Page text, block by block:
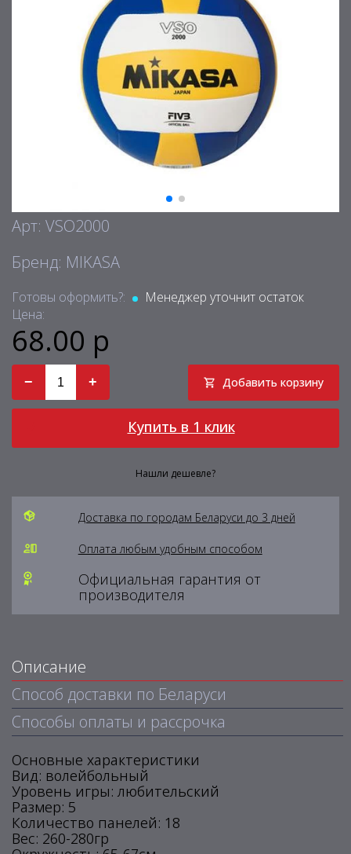
Арт: VSO2000
Бренд: MIKASA
Готовы оформить?:
Менеджер уточнит остаток
Цена:
68.00 р
− + Добавить корзину
Купить в 1 клик
Нашли дешевле?
Доставка по городам Беларуси до 3 дней
Оплата любым удобным способом
Официальная гарантия от
производителя
Описание
Способ доставки по Беларуси
Способы оплаты и рассрочка
Основные характеристики
Вид: волейбольный
Уровень игры: любительский
Размер: 5
Количество панелей: 18
Вес: 260-280гр